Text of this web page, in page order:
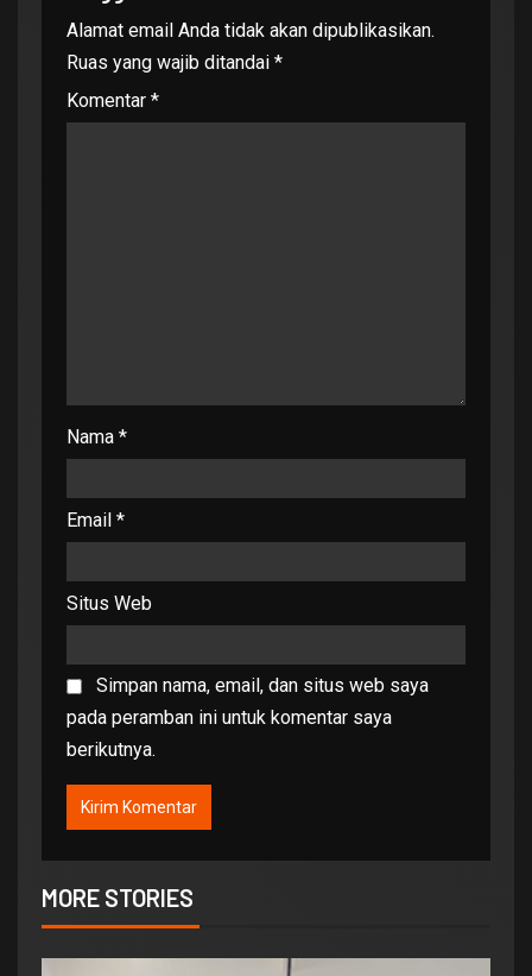
Alamat email Anda tidak akan dipublikasikan.
Ruas yang wajib ditandai *
Komentar *
Nama *
Email *
Situs Web
Simpan nama, email, dan situs web saya
pada peramban ini untuk komentar saya
berikutnya.
MORE STORIES